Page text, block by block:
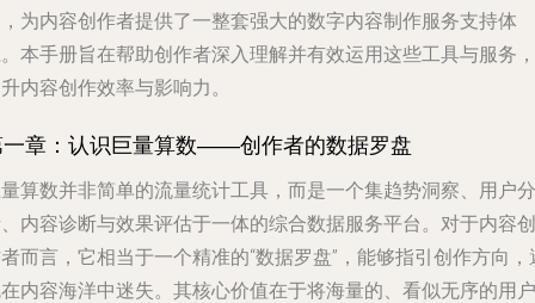
为内容创作者提供了一整套强大的数字内容制作服务支持体
本手册旨在帮助创作者深入理解并有效运用这些工具与服务，
内容创作效率与影响力。
一章：认识巨量算数——创作者的数据罗盘
算数并非简单的流量统计工具，而是一个集趋势洞察、用户分
内容诊断与效果评估于一体的综合数据服务平台。对于内容创
而言，它相当于一个精准的“数据罗盘”，能够指引创作方向，
内容海洋中迷失。其核心价值在于将海量的、看似无序的用户